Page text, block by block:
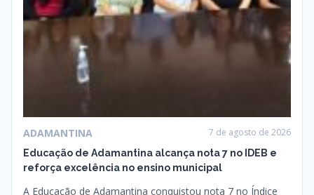
ADAMANTINA 7 de agosto de 2026
Educação de Adamantina alcança nota 7 no IDEB e
reforça excelência no ensino municipal
A Educação de Adamantina conquistou nota 7 no Índice